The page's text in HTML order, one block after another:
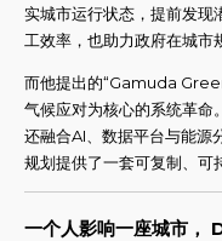
实城市运行状态，提前发现
工效率，也助力政府在城市
而他提出的“Gamuda
气候应对为核心的系统革命
还融合AI、数据平台与能源
规划提供了一套可复制、可
一个人影响一座城市，